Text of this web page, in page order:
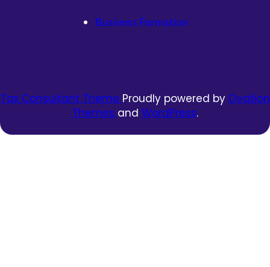
Business Formation
Tax Consultant Theme Proudly powered by Ovation
Themes and WordPress.